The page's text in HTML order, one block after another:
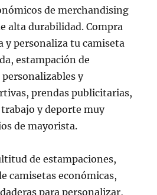
de merchandising
alta durabilidad. Compra
y personaliza tu camiseta
estampación de
y
prendas publicitarias,
y deporte muy
de mayorista.
de estampaciones,
camisetas económicas,
para personalizar,